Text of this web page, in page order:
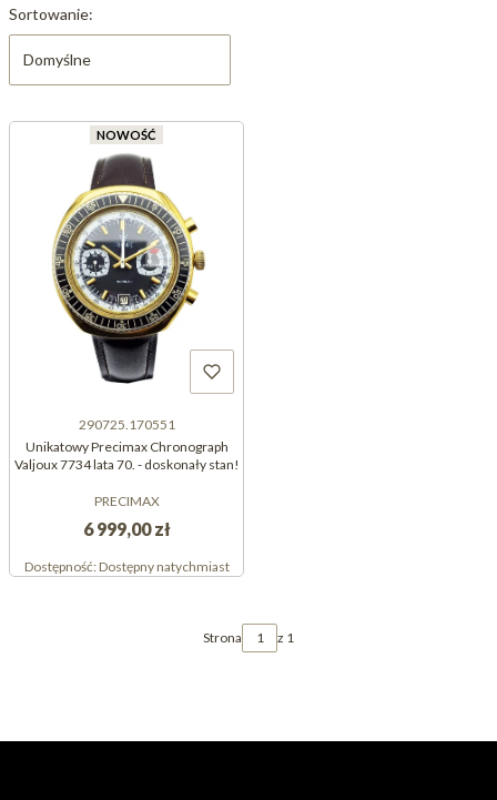
Lista produktów
Sortowanie:
Domyślne
NOWOŚĆ
290725.170551
Unikatowy Precimax Chronograph
Valjoux 7734 lata 70. - doskonały stan!
PRECIMAX
6 999,00 zł
Dostępność:Dostępny natychmiast
Strona z 1